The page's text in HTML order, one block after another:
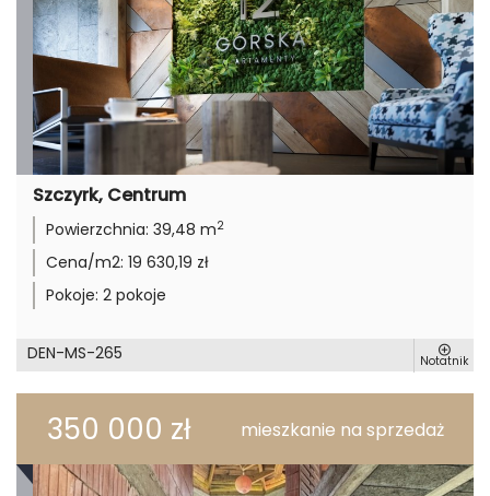
Szczyrk, Centrum
Powierzchnia: 39,48 m2
Cena/m2: 19 630,19 zł
Pokoje: 2 pokoje
DEN-MS-265 Notatnik
350 000 zł mieszkanie na sprzedaż